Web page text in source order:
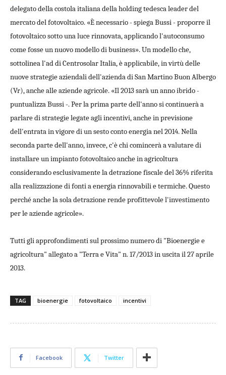
delegato della costola italiana della holding tedesca leader del
mercato del fotovoltaico. «È necessario - spiega Bussi - proporre il
fotovoltaico sotto una luce rinnovata, applicando l'autoconsumo
come fosse un nuovo modello di business». Un modello che,
sottolinea l'ad di Centrosolar Italia, è applicabile, in virtù delle
nuove strategie aziendali dell'azienda di San Martino Buon Albergo
(Vr), anche alle aziende agricole. «Il 2013 sarà un anno ibrido -
puntualizza Bussi -. Per la prima parte dell'anno si continuerà a
parlare di strategie legate agli incentivi, anche in previsione
dell'entrata in vigore di un sesto conto energia nel 2014. Nella
seconda parte dell'anno, invece, c'è chi comincerà a valutare di
installare un impianto fotovoltaico anche in agricoltura
considerando esclusivamente la detrazione fiscale del 36% riferita
alla realizzazione di fonti a energia rinnovabili e termiche. Questo
perché anche la sola detrazione rende profittevole l'investimento
per le aziende agricole».
Tutti gli approfondimenti sul prossimo numero di "Bioenergie e
agricoltura" allegato a "Terra e Vita" n. 17/2013 in uscita il 27 aprile
2013.
TAG bioenergie fotovoltaico incentivi
Facebook Twitter